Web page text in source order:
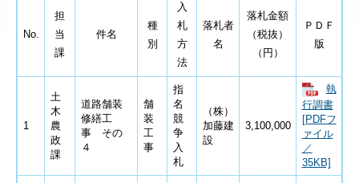
No.
担
当
課
件名
種
別
入
札
方
法
落札者
名
落札金額
（税抜）
（円）
ＰＤＦ
版
1
土
木
農
政
課
道路舗装
修繕工
事 その
４
舗
装
工
事
指
名
競
争
入
札
（株）
加藤建
設
3,100,000
執
行調書
[PDFフ
ァイル
／
35KB]